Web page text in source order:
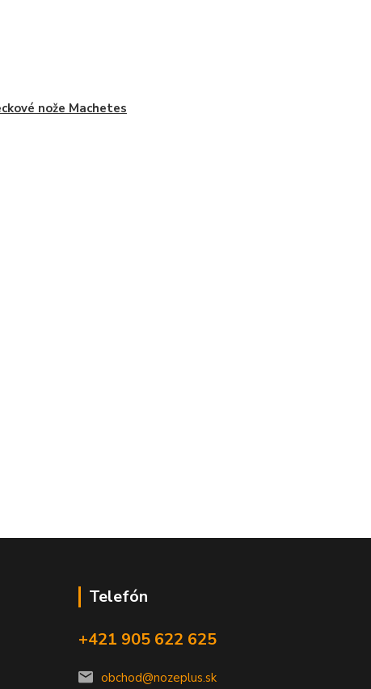
nože Machetes
Telefón
+421 905 622 625
obchod@nozeplus.sk